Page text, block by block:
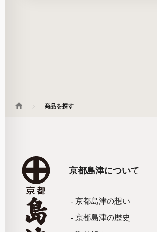
商品を探す
京都島津について
- 京都島津の想い
- 京都島津の歴史